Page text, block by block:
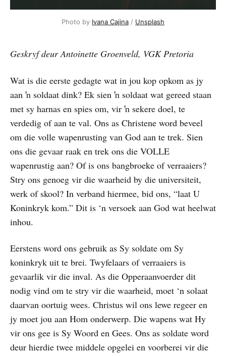
Photo by Ivana Cajina / Unsplash
Geskryf deur Antoinette Groenveld, VGK Pretoria
Wat is die eerste gedagte wat in jou kop opkom as jy
aan ŉ soldaat dink? Ek sien ŉ soldaat wat gereed staan
met sy harnas en spies om, vir ŉ sekere doel, te
verdedig of aan te val. Ons as Christene word beveel
om die volle wapenrusting van God aan te trek. Sien
ons die gevaar raak en trek ons die VOLLE
wapenrustig aan? Of is ons bangbroeke of verraaiers?
Stry ons genoeg vir die waarheid by die universiteit,
werk of skool? In verband hiermee, bid ons, “laat U
Koninkryk kom.” Dit is ‘n versoek aan God wat heelwat
inhou.
Eerstens word ons gebruik as Sy soldate om Sy
koninkryk uit te brei. Twyfelaars of verraaiers is
gevaarlik vir die inval. As die Opperaanvoerder dit
nodig vind om te stry vir die waarheid, moet ‘n solaat
daarvan oortuig wees. Christus wil ons lewe regeer en
jy moet jou aan Hom onderwerp. Die wapens wat Hy
vir ons gee is Sy Woord en Gees. Ons as soldate word
deur hierdie twee middele opgelei en voorberei vir die